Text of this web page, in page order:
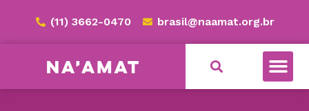
(11) 3662-0470 brasil@naamat.org.br